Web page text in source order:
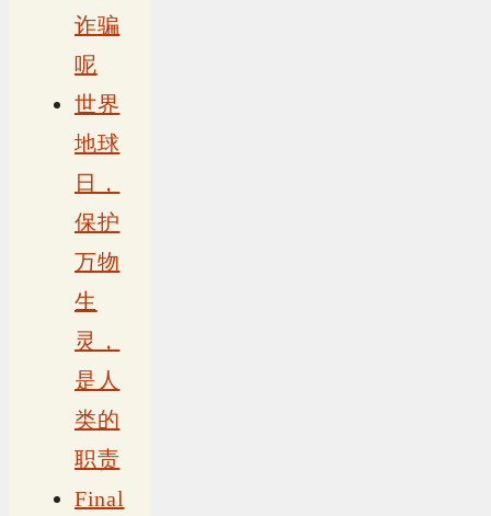
诈骗
呢
世界
地球
日，
保护
万物
生
灵，
是人
类的
职责
Final